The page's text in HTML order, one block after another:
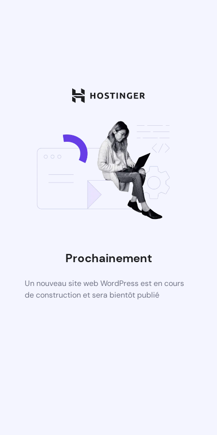
Prochainement
Un nouveau site web WordPress est en cours
de construction et sera bientôt publié